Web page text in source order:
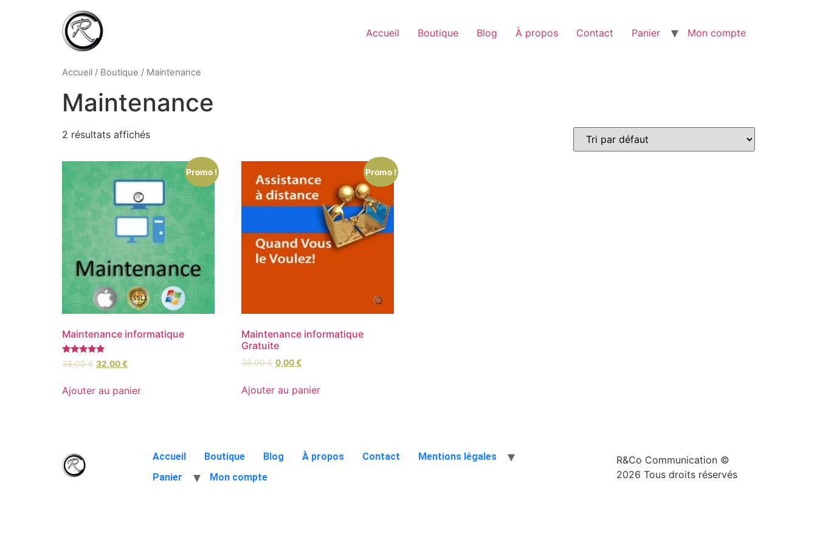
Accueil Boutique Blog À propos Contact Panier Mon compte
Accueil / Boutique / Maintenance
Maintenance
2 résultats affichés
Promo !
Maintenance informatique
Note
5.00
38,00€ 32,00€
Ajouter au panier
Promo !
Maintenance informatique
Gratuite
38,00€ 0,00€
Ajouter au panier
Accueil Boutique Blog À propos Contact
Mentions légales
Panier
Mon compte
R&Co Communication ©
2026 Tous droits réservés